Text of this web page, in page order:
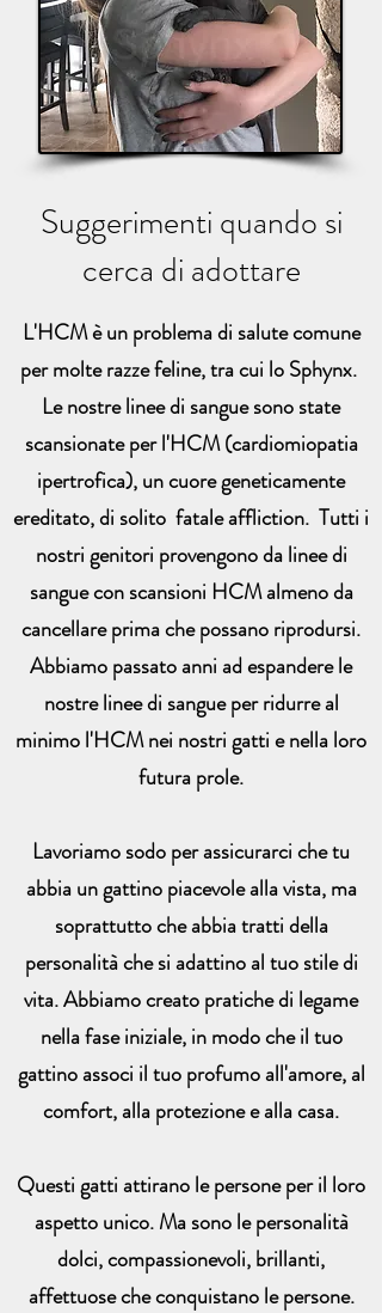
Il marito sembra essere nella maggior parte dei
buoni scatti.
Suggerimenti quando si
cerca di adottare
L'HCM è un problema di salute comune
per molte razze feline, tra cui lo Sphynx.
Le nostre linee di sangue sono state
scansionate per l'HCM (cardiomiopatia
ipertrofica), un cuore geneticamente
ereditato, di solito fatale affliction. Tutti i
nostri genitori provengono da linee di
sangue con scansioni HCM almeno da
cancellare prima che possano riprodursi.
Abbiamo passato anni ad espandere le
nostre linee di sangue per ridurre al
minimo l'HCM nei nostri gatti e nella loro
futura prole.
Lavoriamo sodo per assicurarci che tu
abbia un gattino piacevole alla vista, ma
soprattutto che abbia tratti della
personalità che si adattino al tuo stile di
vita. Abbiamo creato pratiche di legame
nella fase iniziale, in modo che il tuo
gattino associ il tuo profumo all'amore, al
comfort, alla protezione e alla casa.
Questi gatti attirano le persone per il loro
aspetto unico. Ma sono le personalità
dolci, compassionevoli, brillanti,
affettuose che conquistano le persone.